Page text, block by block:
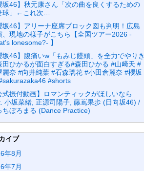
坂46】秋元康さん「次の曲を良くするための
球」←これ次…
坂46】アリーナ座席ブロック図も判明！広島
、現地の様子がこちら【全国ツアー2026 -
lonesome?- 】
坂46】腹痛いw「もみじ饅頭」を全力でやりき
田ひかるが面白すぎる#森田ひかる #山﨑天 #
麗奈 #向井純葉 #石森璃花 #小田倉麗奈 #櫻坂
#shorts
式振付動画】ロマンティックがほしいなら
小坂菜緒, 正源司陽子, 藤嶌果歩 (日向坂46) /
ちぼろまる (Dance Practice)
イブ
年8月
年7月